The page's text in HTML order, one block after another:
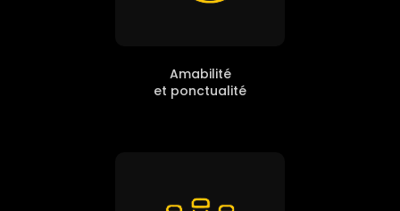
Amabilité
et ponctualité